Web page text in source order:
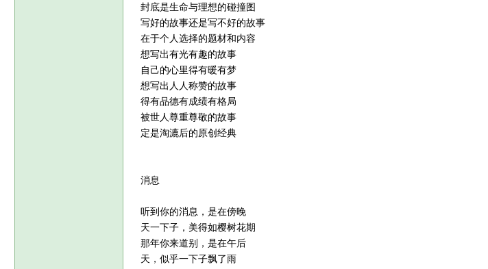
封底是生命与理想的碰撞图
写好的故事还是写不好的故事
在于个人选择的题材和内容
想写出有光有趣的故事
自己的心里得有暖有梦
想写出人人称赞的故事
得有品德有成绩有格局
被世人尊重尊敬的故事
定是淘漉后的原创经典
消息
听到你的消息，是在傍晚
天一下子，美得如樱树花期
那年你来道别，是在午后
天，似乎一下子飘了雨